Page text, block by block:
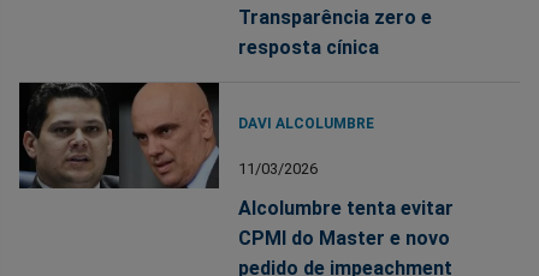
Transparência zero e
resposta cínica
DAVI ALCOLUMBRE
11/03/2026
Alcolumbre tenta evitar
CPMI do Master e novo
pedido de impeachment